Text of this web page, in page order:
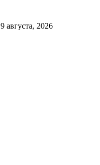
августа, 2026